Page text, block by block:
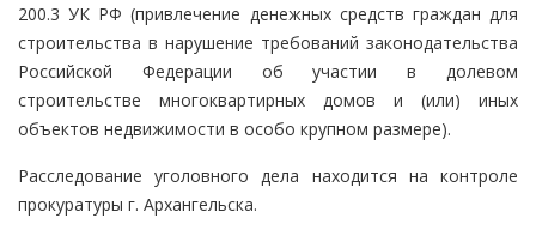
200.3 УК РФ (привлечение денежных средств граждан для
строительства в нарушение требований законодательства
Российской Федерации об участии в долевом
строительстве многоквартирных домов и (или) иных
объектов недвижимости в особо крупном размере).
Расследование уголовного дела находится на контроле
прокуратуры г. Архангельска.